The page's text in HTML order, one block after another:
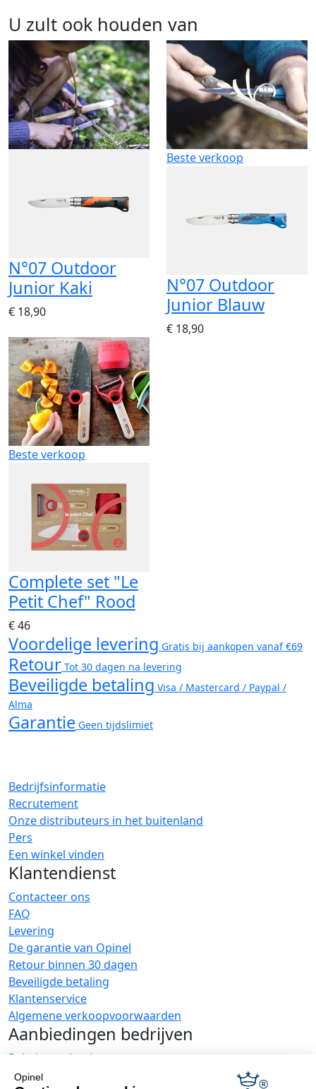
Opinel
U zult ook houden van
N°07 Outdoor
Junior Kaki
€ 18,90
Beste verkoop
N°07 Outdoor
Junior Blauw
€ 18,90
Beste verkoop
Complete set "Le
Petit Chef" Rood
€ 46
Voordelige levering Gratis bij aankopen vanaf €69
Retour Tot 30 dagen na levering
Beveiligde betaling Visa / Mastercard / Paypal /
Alma
Garantie Geen tijdslimiet
Bedrijfsinformatie
Recrutement
Onze distributeurs in het buitenland
Pers
Een winkel vinden
Klantendienst
Contacteer ons
FAQ
Levering
De garantie van Opinel
Retour binnen 30 dagen
Beveiligde betaling
Klantenservice
Algemene verkoopvoorwaarden
Aanbiedingen bedrijven
Relatiegeschenken
Restauranthouders